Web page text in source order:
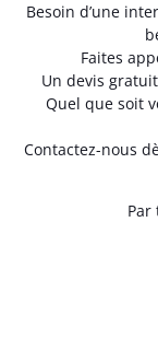
Besoin d’une
Faites
Un devis
Quel que soit
Contactez-nous
Par